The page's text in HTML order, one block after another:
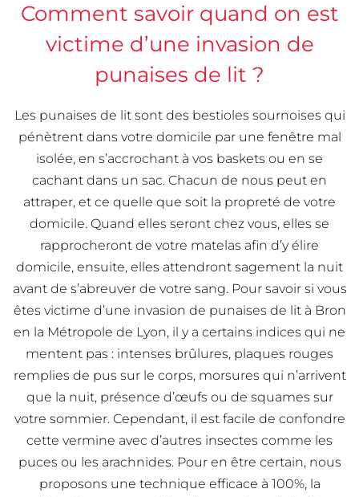
Comment savoir quand on est
victime d’une invasion de
punaises de lit ?
Les punaises de lit sont des bestioles sournoises qui
pénètrent dans votre domicile par une fenêtre mal
isolée, en s’accrochant à vos baskets ou en se
cachant dans un sac. Chacun de nous peut en
attraper, et ce quelle que soit la propreté de votre
domicile. Quand elles seront chez vous, elles se
rapprocheront de votre matelas afin d’y élire
domicile, ensuite, elles attendront sagement la nuit
avant de s’abreuver de votre sang. Pour savoir si vous
êtes victime d’une invasion de punaises de lit à Bron
en la Métropole de Lyon, il y a certains indices qui ne
mentent pas : intenses brûlures, plaques rouges
remplies de pus sur le corps, morsures qui n’arrivent
que la nuit, présence d’œufs ou de squames sur
votre sommier. Cependant, il est facile de confondre
cette vermine avec d’autres insectes comme les
puces ou les arachnides. Pour en être certain, nous
proposons une technique efficace à 100%, la